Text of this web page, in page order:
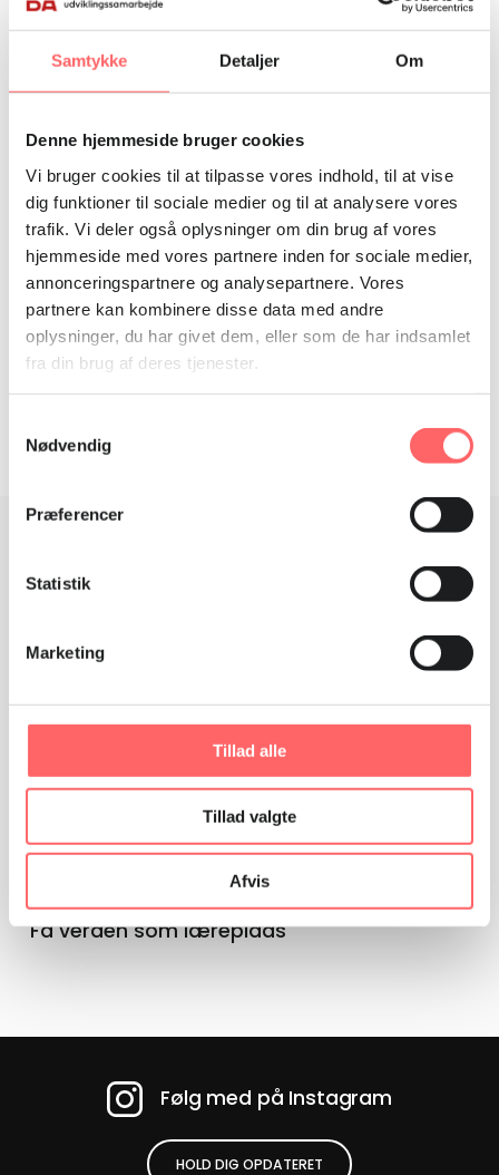
Samtykke Detaljer Om
Denne hjemmeside bruger cookies
Vi bruger cookies til at tilpasse vores indhold, til at vise
dig funktioner til sociale medier og til at analysere vores
trafik. Vi deler også oplysninger om din brug af vores
hjemmeside med vores partnere inden for sociale medier,
annonceringspartnere og analysepartnere. Vores
partnere kan kombinere disse data med andre
oplysninger, du har givet dem, eller som de har indsamlet
fra din brug af deres tjenester.
Nødvendig
Præferencer
Statistik
Marketing
Tillad alle
Tillad valgte
Afvis
Dato og tidspunkt
Af Jacob Rosdahl & Rasmus Holm
mandag d. 28. august 2023, kl. 13.54
GLOBUS støtter projekter, som skaber engagement om
udviklingssamarbejdet og verdensmålene i Danmark, og mange
projekterne bruger både nye, innovative og gennemprøvede
metoder. GLOBUS kan søges af aktører fra hele den danske
uddannelsessektor, herunder grundskoler, efterskoler, gymnasier,
erhvervsskoler, professionshøjskoler, videregående uddannelser
samt højskoler. Organisationer, virksomheder, fonde og andre
aktører kan søge i partnerskab med en dansk
uddannelsesinstitution.
Relaterede artikler
Få verden som læreplads
Følg med på Instagram
HOLD DIG OPDATERET